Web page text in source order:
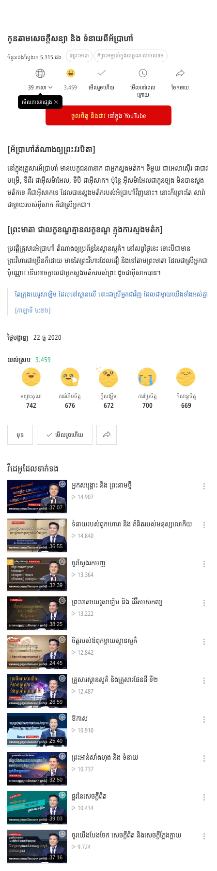
កូនតាមសេចក្តីសន្យា និង ទំនាយពីអ័ប្រាហាំ
ចំនួនដងស្វែងរក 5.115 ដង #ព្រះមាតា #ព្រះអម្ចាស់ក្នុងលក្ខណៈសាច់ឈាម
39 ភាសា
មើលភាសាផ្សេង 창
기
감
클
수
3.459 មើលរួចហើយ
មើលនៅពេល
ក្រោយ
ចែកចាយ
ចូលចិត្ត និងជាវ នៅក្នុង YouTube
[អ័ប្រាហាំតំណាងឲ្យព្រះវរបិតា]
នៅក្នុងគ្រួសារអ័ប្រាហាំ មានបេក្ខជន៣នាក់ ជាអ្នកស្នងមត៌ក។ ទីមួយ ជាអេលាស៊ើរ ជាបាវ
បម្រើ, ទីពីរ ជាអ៊ីសម៉ាអែល, ទីបី ជាអ៊ីសាក។ ប៉ុន្តែ អ៊ីសម៉ាអែលជាកូនច្បង មិនបានស្នង
មត៌កទេ គឺជាអ៊ីសាកទេ ដែលបានស្នងមត៌ករបស់អ័ប្រាហាំវិញនោះ។ នោះក៏ព្រោះតែ សារ៉ា
ជាម្តាយរបស់អ៊ីសាក គឺជាស្រីអ្នកជា។
[ព្រះមាតា ជាលក្ខខណ្ឌគ្មានលក្ខខណ្ឌ ក្នុងការស្នងមត៌ក]
ប្រវត្តិគ្រួសារអ័ប្រាហាំ តំណាងឲ្យប្រព័ន្ធនៃស្ថានសួគ៌។ នៅសព្វថ្ងៃនេះ ទោះបីជាមាន
ព្រះវិហារជាច្រើនក៏ដោយ មានតែព្រះវិហារដែលជឿ និងទៅតាមព្រះមាតា ដែលជាស្រីអ្នកជា
ប៉ុណ្ណោះ ទើបអាចក្លាយជាអ្នកស្នងមត៌ករបស់ព្រះ ដូចជាអ៊ីសាកបាន។
តែ​ក្រុង​យេរូសាឡិម ដែល​នៅ​ស្ថាន​លើ នោះ​ជា​ស្រី​អ្នក​ជា​វិញ ដែល​ជា​ម្តាយ​យើង​ទាំង​អស់​គ្នា
[កាឡាទី ៤:២៦]
ថ្ងៃបង្ហាញ 22 ធ្នូ 2020
យល់ស្រប 3.459
អរព្រះគុណ
742
ការរំភើបចិត្ត
676
ក្តីសង្ឃឹម
672
ការប្រែចិត្ត
700
កំសាន្តចិត្ត
669
មុន មើលរួចហើយ ចែកចាយ
វីដេអូដែលទាក់ទង
재
생
시
간
37:07
អ្នកសង្គ្រោះ និង ព្រះនាមថ្មី
ចំនួន
14.907
옵
기
재
생
시
간
36:55
ទំនាយរបស់ពួកហោរា និង គំនិតរបស់មនុស្សលោកិយ
ចំនួន
14.840
옵
기
재
생
시
간
32:39
ចូរស្វែងរកអញ
ចំនួន
13.364
옵
기
재
생
시
간
38:25
ព្រះមាតាយេរូសាឡិម និង ជីវិតអស់កល្ប
ចំនួន
13.222
옵
기
재
생
시
간
24:45
ចិត្តរបស់ឪពុកម្តាយស្ថានសួគ៌
ចំនួន
12.842
옵
기
재
생
시
간
26:59
គ្រួសារស្ថានសួគ៌ និងគ្រួសារផែនដី ទី២
ចំនួន
12.487
옵
기
재
생
시
간
25:40
ឱកាស
ចំនួន
10.910
옵
기
재
생
시
간
32:50
ព្រះអាន់សាំងហុង និង ទំនាយ
ចំនួន
10.737
옵
기
재
생
시
간
39:03
ផ្លូវនៃសេចក្តីពិត
ចំនួន
10.434
옵
기
재
생
37:16
ចូរយើងបែងចែក សេចក្តីពិត និងសេចក្តីក្លែងក្លាយ
ចំនួន
9.724
옵